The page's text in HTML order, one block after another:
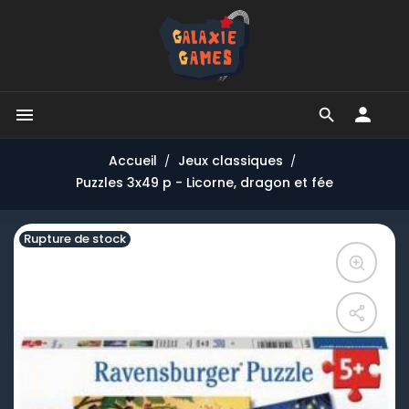


Accueil
Jeux classiques
Puzzles 3x49 p - Licorne, dragon et fée
Rupture de stock